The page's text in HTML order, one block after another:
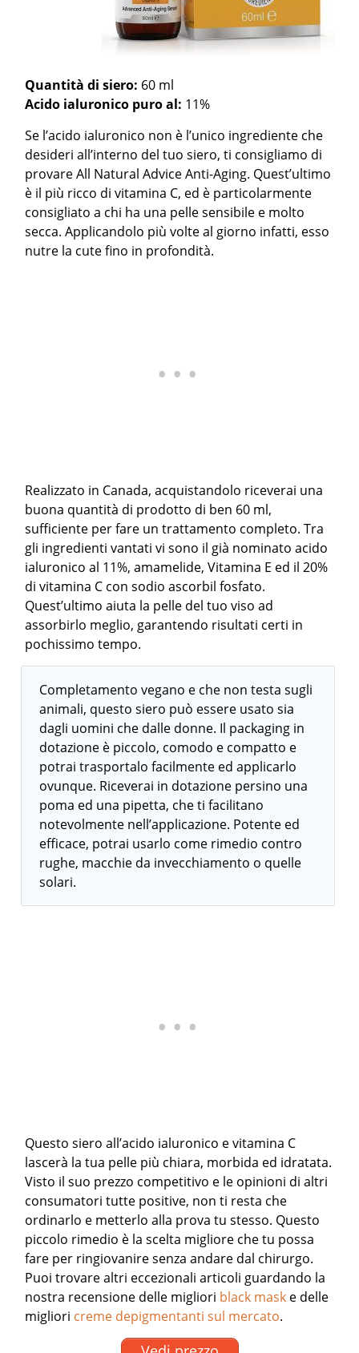
Quantità di siero: 60 ml
Acido ialuronico puro al: 11%
Se l’acido ialuronico non è l’unico ingrediente che
desideri all’interno del tuo siero, ti consigliamo di
provare All Natural Advice Anti-Aging. Quest’ultimo
è il più ricco di vitamina C, ed è particolarmente
consigliato a chi ha una pelle sensibile e molto
secca. Applicandolo più volte al giorno infatti, esso
nutre la cute fino in profondità.
Realizzato in Canada, acquistandolo riceverai una
buona quantità di prodotto di ben 60 ml,
sufficiente per fare un trattamento completo. Tra
gli ingredienti vantati vi sono il già nominato acido
ialuronico al 11%, amamelide, Vitamina E ed il 20%
di vitamina C con sodio ascorbil fosfato.
Quest’ultimo aiuta la pelle del tuo viso ad
assorbirlo meglio, garantendo risultati certi in
pochissimo tempo.
Completamento vegano e che non testa sugli
animali, questo siero può essere usato sia
dagli uomini che dalle donne. Il packaging in
dotazione è piccolo, comodo e compatto e
potrai trasportalo facilmente ed applicarlo
ovunque. Riceverai in dotazione persino una
poma ed una pipetta, che ti facilitano
notevolmente nell’applicazione. Potente ed
efficace, potrai usarlo come rimedio contro
rughe, macchie da invecchiamento o quelle
solari.
Questo siero all’acido ialuronico e vitamina C
lascerà la tua pelle più chiara, morbida ed idratata.
Visto il suo prezzo competitivo e le opinioni di altri
consumatori tutte positive, non ti resta che
ordinarlo e metterlo alla prova tu stesso. Questo
piccolo rimedio è la scelta migliore che tu possa
fare per ringiovanire senza andare dal chirurgo.
Puoi trovare altri eccezionali articoli guardando la
nostra recensione delle migliori black mask e delle
migliori creme depigmentanti sul mercato.